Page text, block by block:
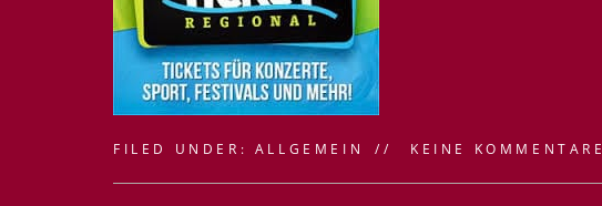
FILED UNDER: ALLGEMEIN
KEINE KOMMENTARE